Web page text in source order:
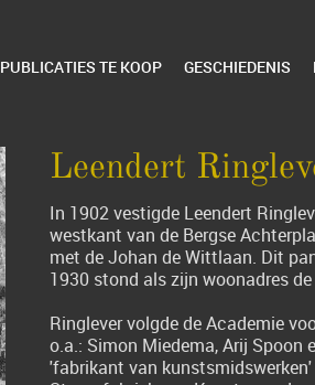
PUBLICATIES TE KOOP GESCHIEDENIS
Leendert
In 1902 vestigde Leendert
westkant van de Bergse
met de Johan de Wittlaan. Dit
1930 stond als zijn woonadres
Ringlever volgde de Academie
o.a.: Simon Miedema, Arij Spoon
'fabrikant van